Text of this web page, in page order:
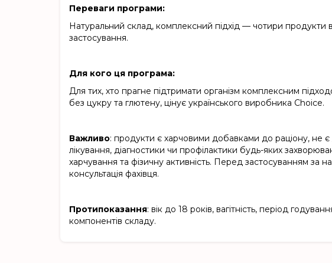
Переваги програми:
Натуральний склад, комплексний підхід — чотири продукти
застосування.
Для кого ця програма:
Для тих, хто прагне підтримати організм комплексним
без цукру та глютену, цінує українського виробника Choice.
Важливо: продукти є харчовими добавками до раціону, не є
лікування, діагностики чи профілактики будь-яких
харчування та фізичну активність. Перед застосуванням за
консультація фахівця.
Протипоказання: вік до 18 років, вагітність, період
компонентів складу.